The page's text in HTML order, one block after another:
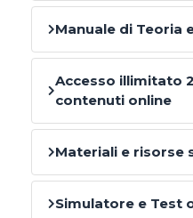
Manuale di Teoria
Accesso illimitato
contenuti online
Materiali e risorse
Simulatore e Test